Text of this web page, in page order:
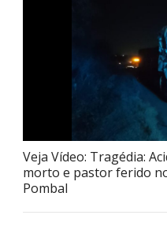
Veja Vídeo: Tragédia:
morto e pastor ferido
Pombal